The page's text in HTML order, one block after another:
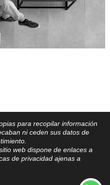
para recopilar información
ni ceden sus datos de
web dispone de enlaces a
de privacidad ajenas a